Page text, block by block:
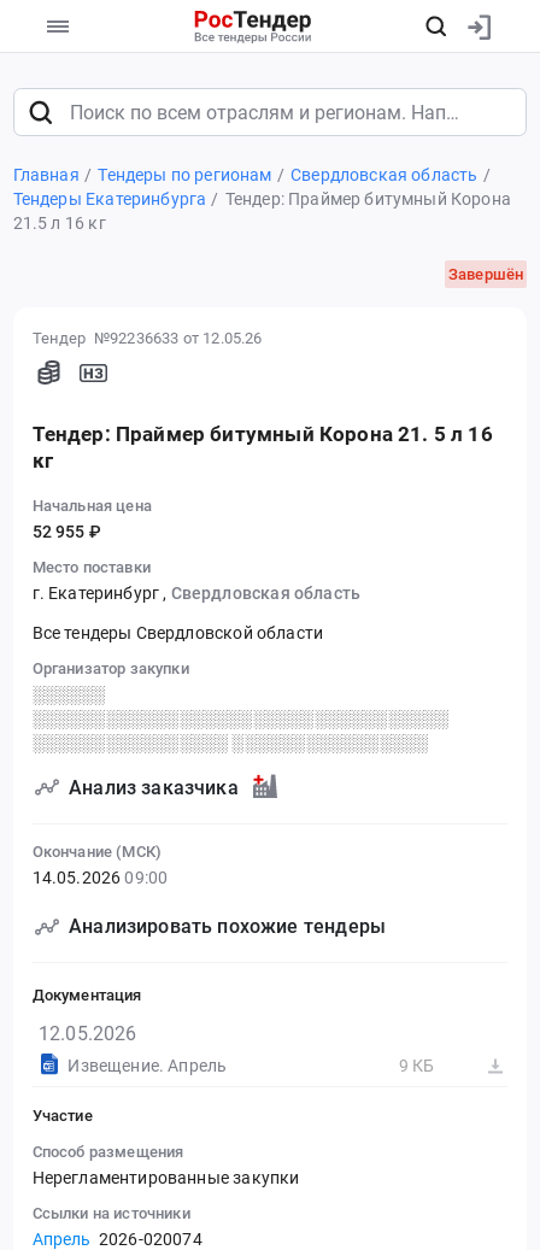
Главная Тендеры по регионам
Свердловская область
Тендеры Екатеринбурга
Тендер: Праймер битумный Корона
21.5 л 16 кг
Завершён
Тендер №92236633 от 12.05.26
Тендер: Праймер битумный Корона 21. 5 л 16
кг
Начальная цена
52 955 ₽
Место поставки
г. Екатеринбург , Свердловская область
Все тендеры Свердловской области
Организатор закупки
░░░░░░
░░░░░░░░░░░░░░░░░░░░░░░░░░░░░░░░░░
░░░░░░░░░░░░░░░░ ░░░░░░░░░░░░░░░░
Анализ заказчика
Окончание (МСК)
14.05.2026 09:00
Анализировать похожие тендеры
Документация
12.05.2026
Извещение. Апрель 9 КБ
Участие
Способ размещения
Нерегламентированные закупки
Ссылки на источники
Апрель 2026-020074